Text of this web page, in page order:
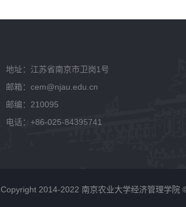
地址：江苏省南京市卫岗1号
邮箱：cem@njau.edu.cn
邮编：210095
电话：+86-025-84395741
Copyright 2014-2022 南京农业大学经济管理学院